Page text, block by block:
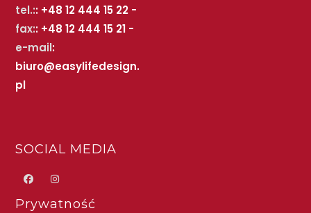
tel.:: +48 12 444 15 22 -
fax:: +48 12 444 15 21 -
e-mail:
biuro@easylifedesign.
pl
SOCIAL MEDIA
Prywatność